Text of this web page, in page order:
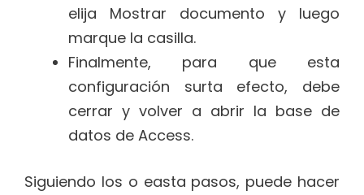
elija Mostrar documento y luego
marque la casilla.
Finalmente, para que esta
configuración surta efecto, debe
cerrar y volver a abrir la base de
datos de Access.
Siguiendo los o easta pasos, puede hacer